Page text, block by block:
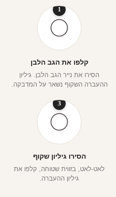
1
קלפו את הגב הלבן
הסירו את נייר הגב הלבן. גיליון
ההעברה השקוף נשאר על המדבקה.
3
הסירו גיליון שקוף
לאט-לאט, בזווית שטוחה, קלפו את
גיליון ההעברה.